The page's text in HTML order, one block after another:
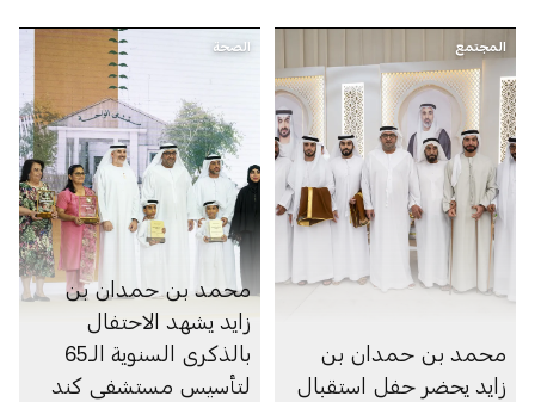
المجتمع
محمد بن حمدان بن
زايد يحضر حفل استقبال
الصحة
محمد بن حمدان بن
زايد يشهد الاحتفال
بالذكرى السنوية الـ65
لتأسيس مستشفى كند